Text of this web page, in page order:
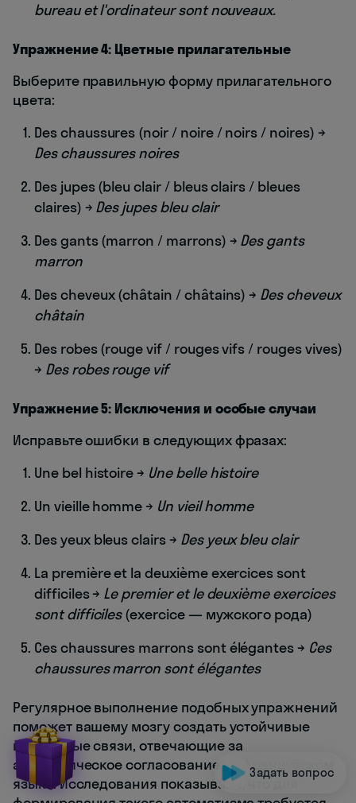
bureau et l'ordinateur sont nouveaux.
Упражнение 4: Цветные прилагательные
Выберите правильную форму прилагательного
цвета:
Des chaussures (noir / noire / noirs / noires) →
Des chaussures noires
Des jupes (bleu clair / bleus clairs / bleues
claires) → Des jupes bleu clair
Des gants (marron / marrons) → Des gants
marron
Des cheveux (châtain / châtains) → Des cheveux
châtain
Des robes (rouge vif / rouges vifs / rouges vives)
→ Des robes rouge vif
Упражнение 5: Исключения и особые случаи
Исправьте ошибки в следующих фразах:
Une bel histoire → Une belle histoire
Un vieille homme → Un vieil homme
Des yeux bleus clairs → Des yeux bleu clair
La première et la deuxième exercices sont
difficiles → Le premier et le deuxième exercices
sont difficiles(exercice — мужского рода)
Ces chaussures marrons sont élégantes → Ces
chaussures marron sont élégantes
Регулярное выполнение подобных упражнений
поможет вашему мозгу создать устойчивые
нейронные связи, отвечающие за
автоматическое согласование во французском
языке. Исследования показывают, что для
Задать вопрос